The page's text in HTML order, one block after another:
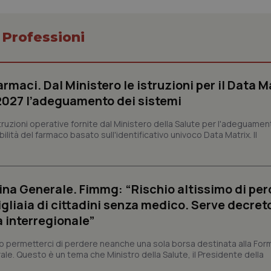
Dal Ministero le istruzioni per il Data
l’adeguamento dei sistemi
operative fornite dal Ministero della Salute per
del farmaco basato sull'identificativo univoco Data Matrix. Il
Generale. Fimmg: “Rischio altissimo di
di cittadini senza medico. Serve
permetterci di perdere neanche una sola borsa destinata alla
Questo è un tema che Ministro della Salute, il Presidente della
a rendere fruibile il sito web abilitandone funzionalità di base quali la
del sito. Il sito web non è in grado di funzionare correttamente senza questi
YouTube
5 mesi 4
Questo cookie viene utilizzato
CookieScript
www.quotidianosanita.it
5 mesi 3
settimane
Questo cookie viene utilizzato
Script.com per ricordare le
www.quotidianosanita.it
4
settimane
Questo cookie è impostato
abilitare il sistema di tracking